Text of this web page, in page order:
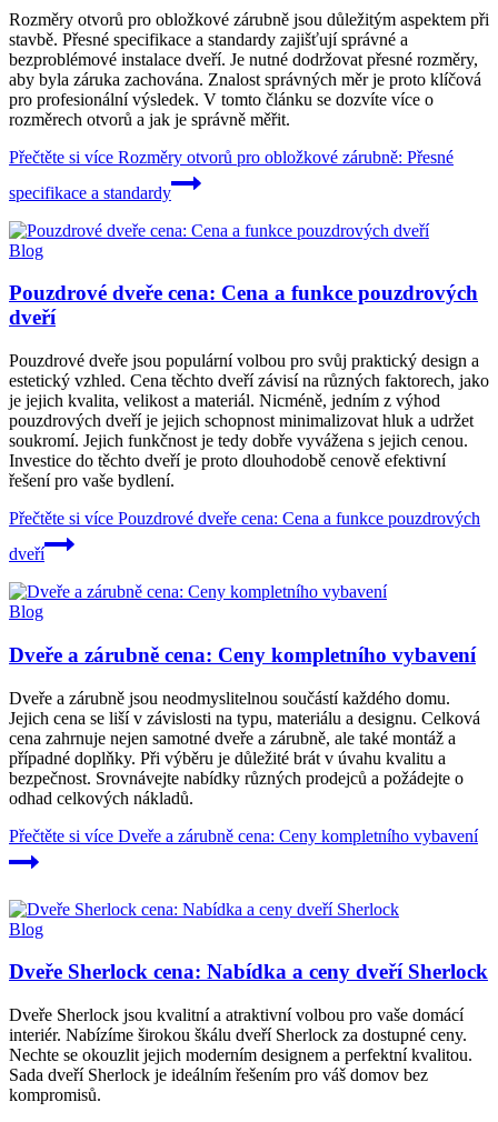
Rozměry otvorů pro obložkové zárubně jsou důležitým aspektem při
stavbě. Přesné specifikace a standardy zajišťují správné a
bezproblémové instalace dveří. Je nutné dodržovat přesné rozměry,
aby byla záruka zachována. Znalost správných měr je proto klíčová
pro profesionální výsledek. V tomto článku se dozvíte více o
rozměrech otvorů a jak je správně měřit.
Přečtěte si více Rozměry otvorů pro obložkové zárubně: Přesné
specifikace a standardy
Blog
Pouzdrové dveře cena: Cena a funkce pouzdrových
dveří
Pouzdrové dveře jsou populární volbou pro svůj praktický design a
estetický vzhled. Cena těchto dveří závisí na různých faktorech, jako
je jejich kvalita, velikost a materiál. Nicméně, jedním z výhod
pouzdrových dveří je jejich schopnost minimalizovat hluk a udržet
soukromí. Jejich funkčnost je tedy dobře vyvážena s jejich cenou.
Investice do těchto dveří je proto dlouhodobě cenově efektivní
řešení pro vaše bydlení.
Přečtěte si více Pouzdrové dveře cena: Cena a funkce pouzdrových
dveří
Blog
Dveře a zárubně cena: Ceny kompletního vybavení
Dveře a zárubně jsou neodmyslitelnou součástí každého domu.
Jejich cena se liší v závislosti na typu, materiálu a designu. Celková
cena zahrnuje nejen samotné dveře a zárubně, ale také montáž a
případné doplňky. Při výběru je důležité brát v úvahu kvalitu a
bezpečnost. Srovnávejte nabídky různých prodejců a požádejte o
odhad celkových nákladů.
Přečtěte si více Dveře a zárubně cena: Ceny kompletního vybavení
Blog
Dveře Sherlock cena: Nabídka a ceny dveří Sherlock
Dveře Sherlock jsou kvalitní a atraktivní volbou pro vaše domácí
interiér. Nabízíme širokou škálu dveří Sherlock za dostupné ceny.
Nechte se okouzlit jejich moderním designem a perfektní kvalitou.
Sada dveří Sherlock je ideálním řešením pro váš domov bez
kompromisů.